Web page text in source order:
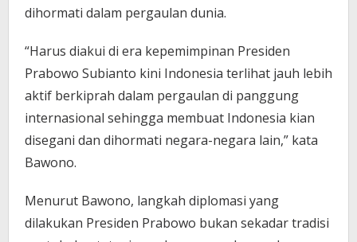
dihormati dalam pergaulan dunia.
“Harus diakui di era kepemimpinan Presiden
Prabowo Subianto kini Indonesia terlihat jauh lebih
aktif berkiprah dalam pergaulan di panggung
internasional sehingga membuat Indonesia kian
disegani dan dihormati negara-negara lain,” kata
Bawono.
Menurut Bawono, langkah diplomasi yang
dilakukan Presiden Prabowo bukan sekadar tradisi